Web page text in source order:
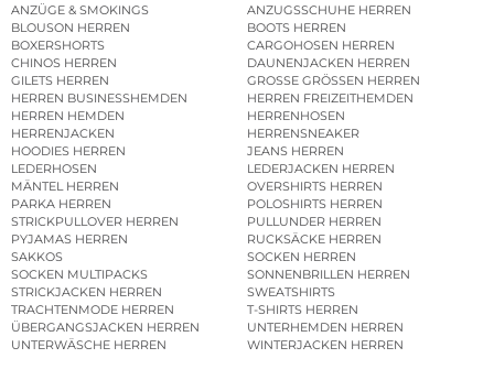
ANZÜGE & SMOKINGS
ANZUGSSCHUHE HERREN
BLOUSON HERREN
BOOTS HERREN
BOXERSHORTS
CARGOHOSEN HERREN
CHINOS HERREN
DAUNENJACKEN HERREN
GILETS HERREN
GROSSE GRÖSSEN HERREN
HERREN BUSINESSHEMDEN
HERREN FREIZEITHEMDEN
HERREN HEMDEN
HERRENHOSEN
HERRENJACKEN
HERRENSNEAKER
HOODIES HERREN
JEANS HERREN
LEDERHOSEN
LEDERJACKEN HERREN
MÄNTEL HERREN
OVERSHIRTS HERREN
PARKA HERREN
POLOSHIRTS HERREN
STRICKPULLOVER HERREN
PULLUNDER HERREN
PYJAMAS HERREN
RUCKSÄCKE HERREN
SAKKOS
SOCKEN HERREN
SOCKEN MULTIPACKS
SONNENBRILLEN HERREN
STRICKJACKEN HERREN
SWEATSHIRTS
TRACHTENMODE HERREN
T-SHIRTS HERREN
ÜBERGANGSJACKEN HERREN
UNTERHEMDEN HERREN
UNTERWÄSCHE HERREN
WINTERJACKEN HERREN